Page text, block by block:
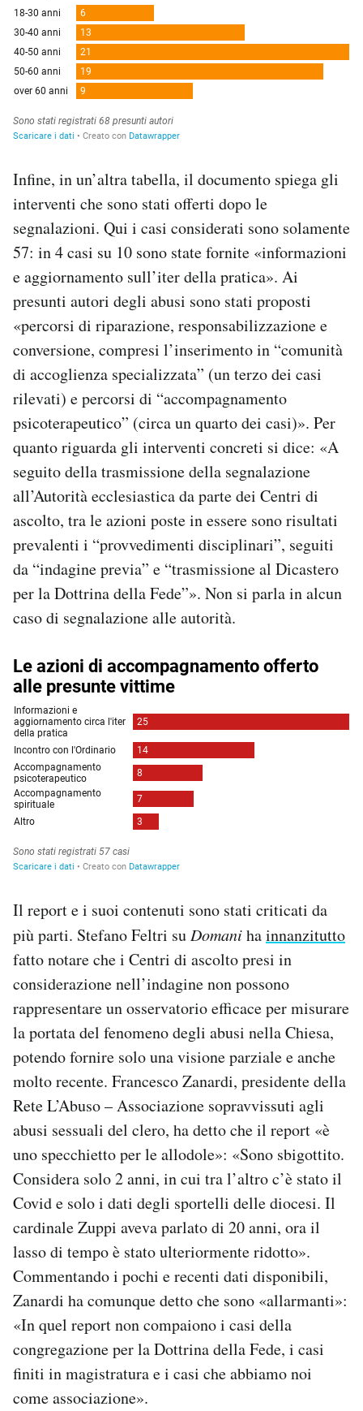
Infine, in un’altra tabella, il documento spiega gli
interventi che sono stati offerti dopo le
segnalazioni. Qui i casi considerati sono solamente
57: in 4 casi su 10 sono state fornite «informazioni
e aggiornamento sull’iter della pratica». Ai
presunti autori degli abusi sono stati proposti
«percorsi di riparazione, responsabilizzazione e
conversione, compresi l’inserimento in “comunità
di accoglienza specializzata” (un terzo dei casi
rilevati) e percorsi di “accompagnamento
psicoterapeutico” (circa un quarto dei casi)». Per
quanto riguarda gli interventi concreti si dice: «A
seguito della trasmissione della segnalazione
all’Autorità ecclesiastica da parte dei Centri di
ascolto, tra le azioni poste in essere sono risultati
prevalenti i “provvedimenti disciplinari”, seguiti
da “indagine previa” e “trasmissione al Dicastero
per la Dottrina della Fede”». Non si parla in alcun
caso di segnalazione alle autorità.
Il report e i suoi contenuti sono stati criticati da
più parti. Stefano Feltri su Domanihainnanzitutto
fatto notare che i Centri di ascolto presi in
considerazione nell’indagine non possono
rappresentare un osservatorio efficace per misurare
la portata del fenomeno degli abusi nella Chiesa,
potendo fornire solo una visione parziale e anche
molto recente. Francesco Zanardi, presidente della
Rete L’Abuso – Associazione sopravvissuti agli
abusi sessuali del clero, ha detto che il report «è
uno specchietto per le allodole»: «Sono sbigottito.
Considera solo 2 anni, in cui tra l’altro c’è stato il
Covid e solo i dati degli sportelli delle diocesi. Il
cardinale Zuppi aveva parlato di 20 anni, ora il
lasso di tempo è stato ulteriormente ridotto».
Commentando i pochi e recenti dati disponibili,
Zanardi ha comunque detto che sono «allarmanti»:
«In quel report non compaiono i casi della
congregazione per la Dottrina della Fede, i casi
finiti in magistratura e i casi che abbiamo noi
come associazione».